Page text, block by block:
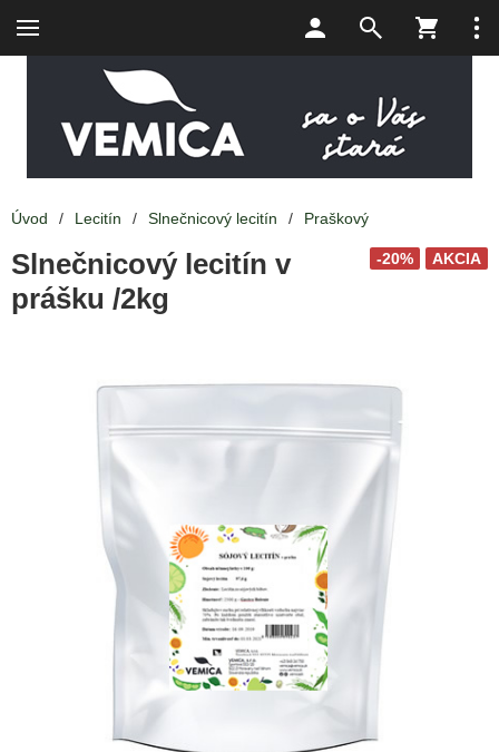
Úvod / Lecitín / Slnečnicový lecitín / Praškový
AKCIA
-20%
Slnečnicový lecitín v
prášku /2kg